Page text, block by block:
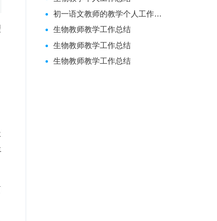
初一语文教师的教学个人工作总结
生物教师教学工作总结
生物教师教学工作总结
生物教师教学工作总结